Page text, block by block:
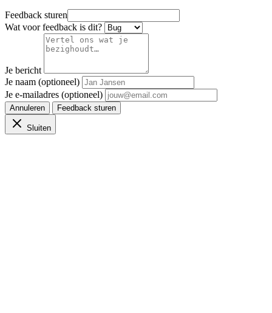
Feedback sturen
Wat voor feedback is dit?
Je bericht
Je naam (optioneel)
Je e-mailadres (optioneel)
Annuleren Feedback sturen
Sluiten